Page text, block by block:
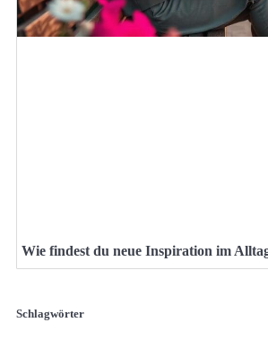
Wie findest du neue Inspiration im
Schlagwörter